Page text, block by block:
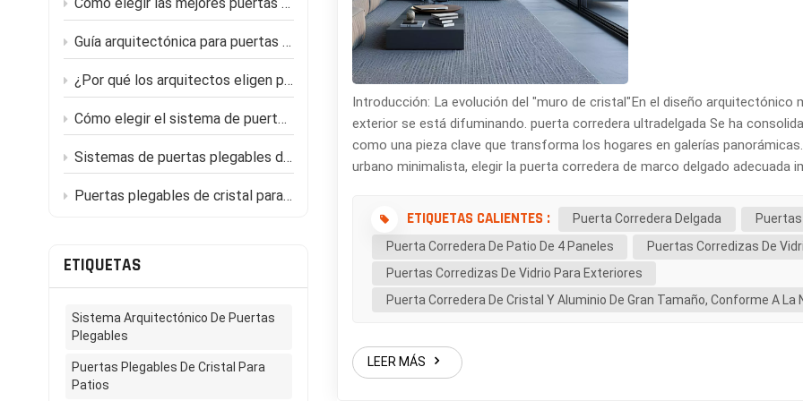
Guía arquitectónica para puertas correderas ultradelgadas en villas de lujo modernas
¿Por qué los arquitectos eligen puertas plegables de vidrio para proyectos de arquitectura moderna?
Cómo elegir el sistema de puertas plegables adecuado para su proyecto.
Sistemas de puertas plegables de aluminio para uso comercial y residencial: Maximizando el espacio y la luz.
Puertas plegables de cristal para exteriores: una solución moderna para patios y espacios comerciales.
ETIQUETAS
Sistema Arquitectónico De Puertas
Plegables
Puertas Plegables De Cristal Para
Patios
Introducción: La evolución del "muro de cristal"En el diseño
exterior se está difuminando. puerta corredera ultradelgada Se ha
como una pieza clave que transforma los hogares en galerías
urbano minimalista, elegir la puerta corredera de marco delgado adecuada
de visión del enclavamiento. Mientras que las puertas correderas de
o más, nuestros sistemas premium logran una línea de visión de 20 mm.
ancho de un pulgar estándar), el perfil vertical prácticamente desaparece
consigue hasta un 98 % de superficie acristalada, maximizando la luz
"estándar" simplemente no pueden igualar. 2. Excelencia en ingeniería
los perfiles de aluminio interiores y exteriores. Esto evita el efecto de
cálido en invierno y fresco en verano. Parámetro clave: valor Uw: al
ETIQUETAS CALIENTES : Puerta Corredera Delgada
Puerta Corredera De Patio De 4 Paneles
Puertas Corredizas De
Puertas Corredizas De Vidrio Para Exteriores
Puerta Corredera De Cristal Y Aluminio De Gran Tamaño, Conforme A La
LEER MÁS